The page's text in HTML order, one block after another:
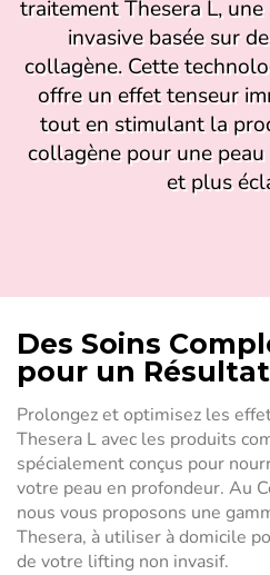
traitement Thesera L,
invasive basée sur
collagène. Cette
offre un effet tenseur
tout en stimulant la
collagène pour une
et plus
Des Soins
pour un
Prolongez et optimisez les
Thesera L avec les produits
spécialement conçus pour
votre peau en profondeur. Au
nous vous proposons une
Thesera, à utiliser à domicile
de votre lifting non invasif.